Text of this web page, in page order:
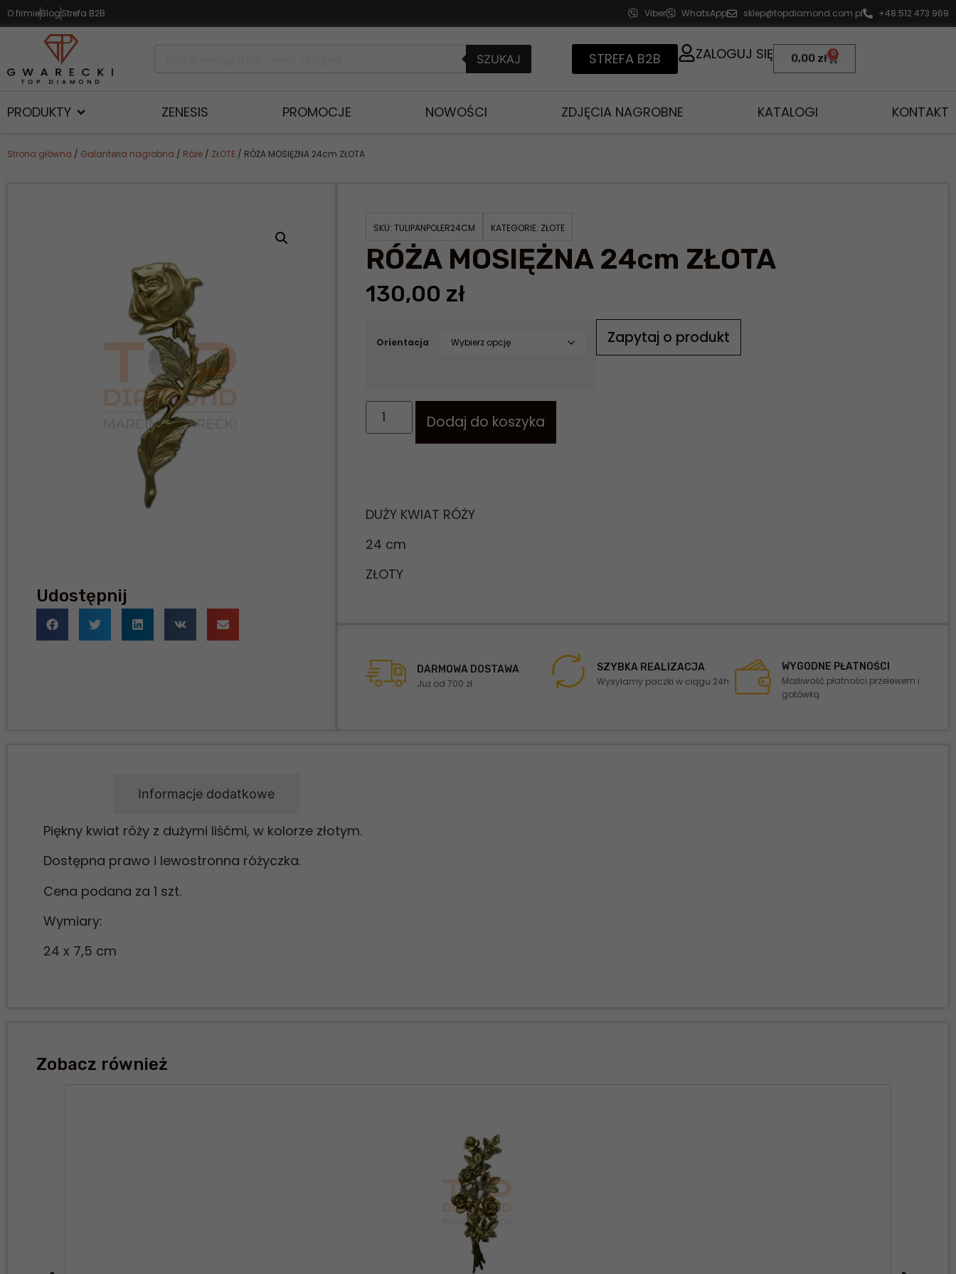
O firmieBlogStrefa B2B Viber WhatsApp sklep@topdiamond.com.pl +48 512 473 969
SZUKAJ STREFA B2B ZALOGUJ SIĘ 0,00 zł 0
PRODUKTY ZENESIS PROMOCJE NOWOŚCI ZDJĘCIA NAGROBNE KATALOGI KONTAKT
Strona główna / Galanteria nagrobna / Róże / ZŁOTE / RÓŻA MOSIĘŻNA 24cm ZŁOTA
Udostępnij
SKU:TULIPANPOLER24CM KATEGORIE: ZŁOTE
RÓŻA MOSIĘŻNA 24cm ZŁOTA
130,00 zł
Orientacja
Dodaj do koszyka
Zapytaj o produkt
DUŻY KWIAT RÓŻY
24 cm
ZŁOTY
DARMOWA DOSTAWA
Już od 700 zł
SZYBKA REALIZACJA
Wysyłamy paczki w ciągu 24h
WYGODNE PŁATNOŚCI
Możliwość płatności przelewem i
gotówką
Informacje dodatkowe
Piękny kwiat róży z dużymi liśćmi, w kolorze złotym.
Dostępna prawo i lewostronna różyczka.
Cena podana za 1 szt.
Wymiary:
24 x 7,5 cm
Zobacz również